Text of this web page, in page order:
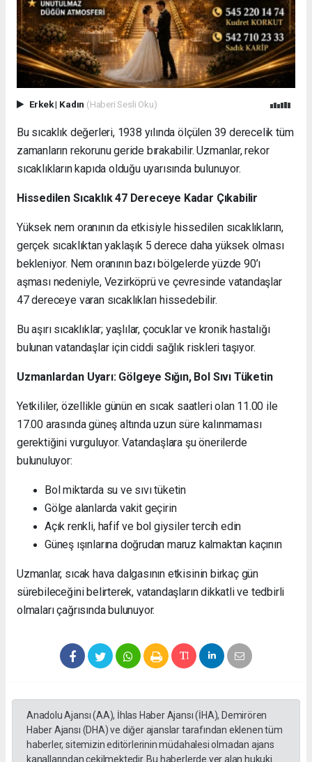
Erkek| Kadın (Haberi Sesli Oku)
Bu sıcaklık değerleri, 1938 yılında ölçülen 39 derecelik tüm
zamanların rekorunu geride bırakabilir. Uzmanlar, rekor
sıcaklıkların kapıda olduğu uyarısında bulunuyor.
Hissedilen Sıcaklık 47 Dereceye Kadar Çıkabilir
Yüksek nem oranının da etkisiyle hissedilen sıcaklıkların,
gerçek sıcaklıktan yaklaşık 5 derece daha yüksek olması
bekleniyor. Nem oranının bazı bölgelerde yüzde 90’ı
aşması nedeniyle, Vezirköprü ve çevresinde vatandaşlar
47 dereceye varan sıcaklıkları hissedebilir.
Bu aşırı sıcaklıklar; yaşlılar, çocuklar ve kronik hastalığı
bulunan vatandaşlar için ciddi sağlık riskleri taşıyor.
Uzmanlardan Uyarı: Gölgeye Sığın, Bol Sıvı Tüketin
Yetkililer, özellikle günün en sıcak saatleri olan 11.00 ile
17.00 arasında güneş altında uzun süre kalınmaması
gerektiğini vurguluyor. Vatandaşlara şu önerilerde
bulunuluyor:
Bol miktarda su ve sıvı tüketin
Gölge alanlarda vakit geçirin
Açık renkli, hafif ve bol giysiler tercih edin
Güneş ışınlarına doğrudan maruz kalmaktan kaçının
Uzmanlar, sıcak hava dalgasının etkisinin birkaç gün
sürebileceğini belirterek, vatandaşların dikkatli ve tedbirli
olmaları çağrısında bulunuyor.
Anadolu Ajansı (AA), İhlas Haber Ajansı (İHA), Demirören
Haber Ajansı (DHA) ve diğer ajanslar tarafından eklenen tüm
haberler, sitemizin editörlerinin müdahalesi olmadan ajans
kanallarından çekilmektedir. Bu haberlerde yer alan hukuki